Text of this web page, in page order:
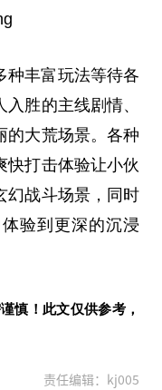
种丰富玩法等待各
胜的主线剧情、
的大荒场景。各种
快打击体验让小伙
幻战斗场景，同时
验到更深的沉浸
慎！此文仅供参考，
责任编辑：kj005